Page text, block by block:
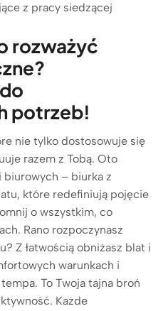
z pracy siedzącej
rozważyć
potrzeb!
nie tylko dostosowuje się
razem z Tobą. Oto
– biurka z
które redefiniują pojęcie
o wszystkim, co
Rano rozpoczynasz
Z łatwością obniżasz blat i
warunkach i
To Twoja tajna broń
Każde